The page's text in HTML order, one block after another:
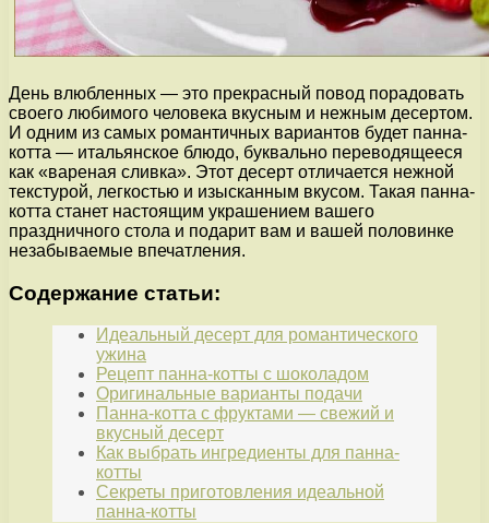
День влюбленных — это прекрасный повод порадовать
своего любимого человека вкусным и нежным десертом.
И одним из самых романтичных вариантов будет панна-
котта — итальянское блюдо, буквально переводящееся
как «вареная сливка». Этот десерт отличается нежной
текстурой, легкостью и изысканным вкусом. Такая панна-
котта станет настоящим украшением вашего
праздничного стола и подарит вам и вашей половинке
незабываемые впечатления.
Содержание статьи:
Идеальный десерт для романтического
ужина
Рецепт панна-котты с шоколадом
Оригинальные варианты подачи
Панна-котта с фруктами — свежий и
вкусный десерт
Как выбрать ингредиенты для панна-
котты
Секреты приготовления идеальной
панна-котты